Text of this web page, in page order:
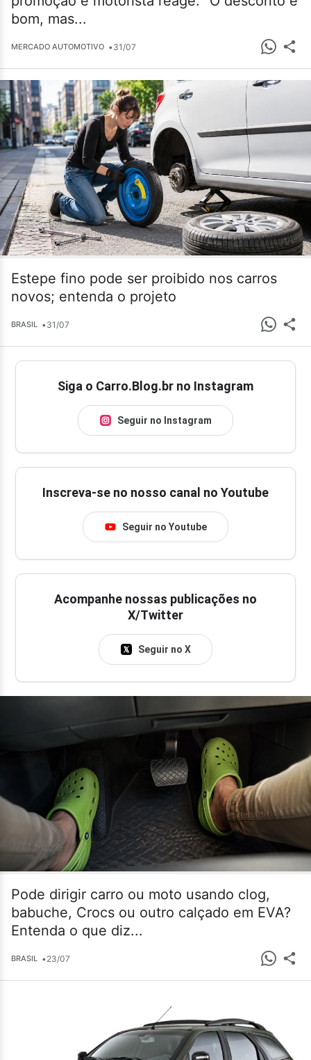
bom, mas...
MERCADO AUTOMOTIVO •31/07
Estepe fino pode ser proibido nos carros
novos; entenda o projeto
BRASIL •31/07
Siga o Carro.Blog.br no Instagram
Seguir no Instagram
Inscreva-se no nosso canal no Youtube
Seguir no Youtube
Acompanhe nossas publicações no
X/Twitter
Seguir no X
Pode dirigir carro ou moto usando clog,
babuche, Crocs ou outro calçado em EVA?
Entenda o que diz...
BRASIL •23/07